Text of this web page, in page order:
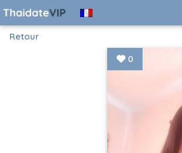
Retour
0